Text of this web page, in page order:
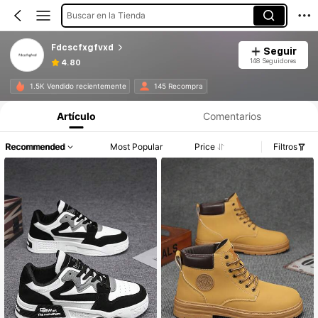
Buscar en la Tienda
Fdcscfxgfvxd
4.80
Seguir
148 Seguidores
1.5K Vendido recientemente 145 Recompra
Artículo Comentarios
Recommended Most Popular Price Filtros